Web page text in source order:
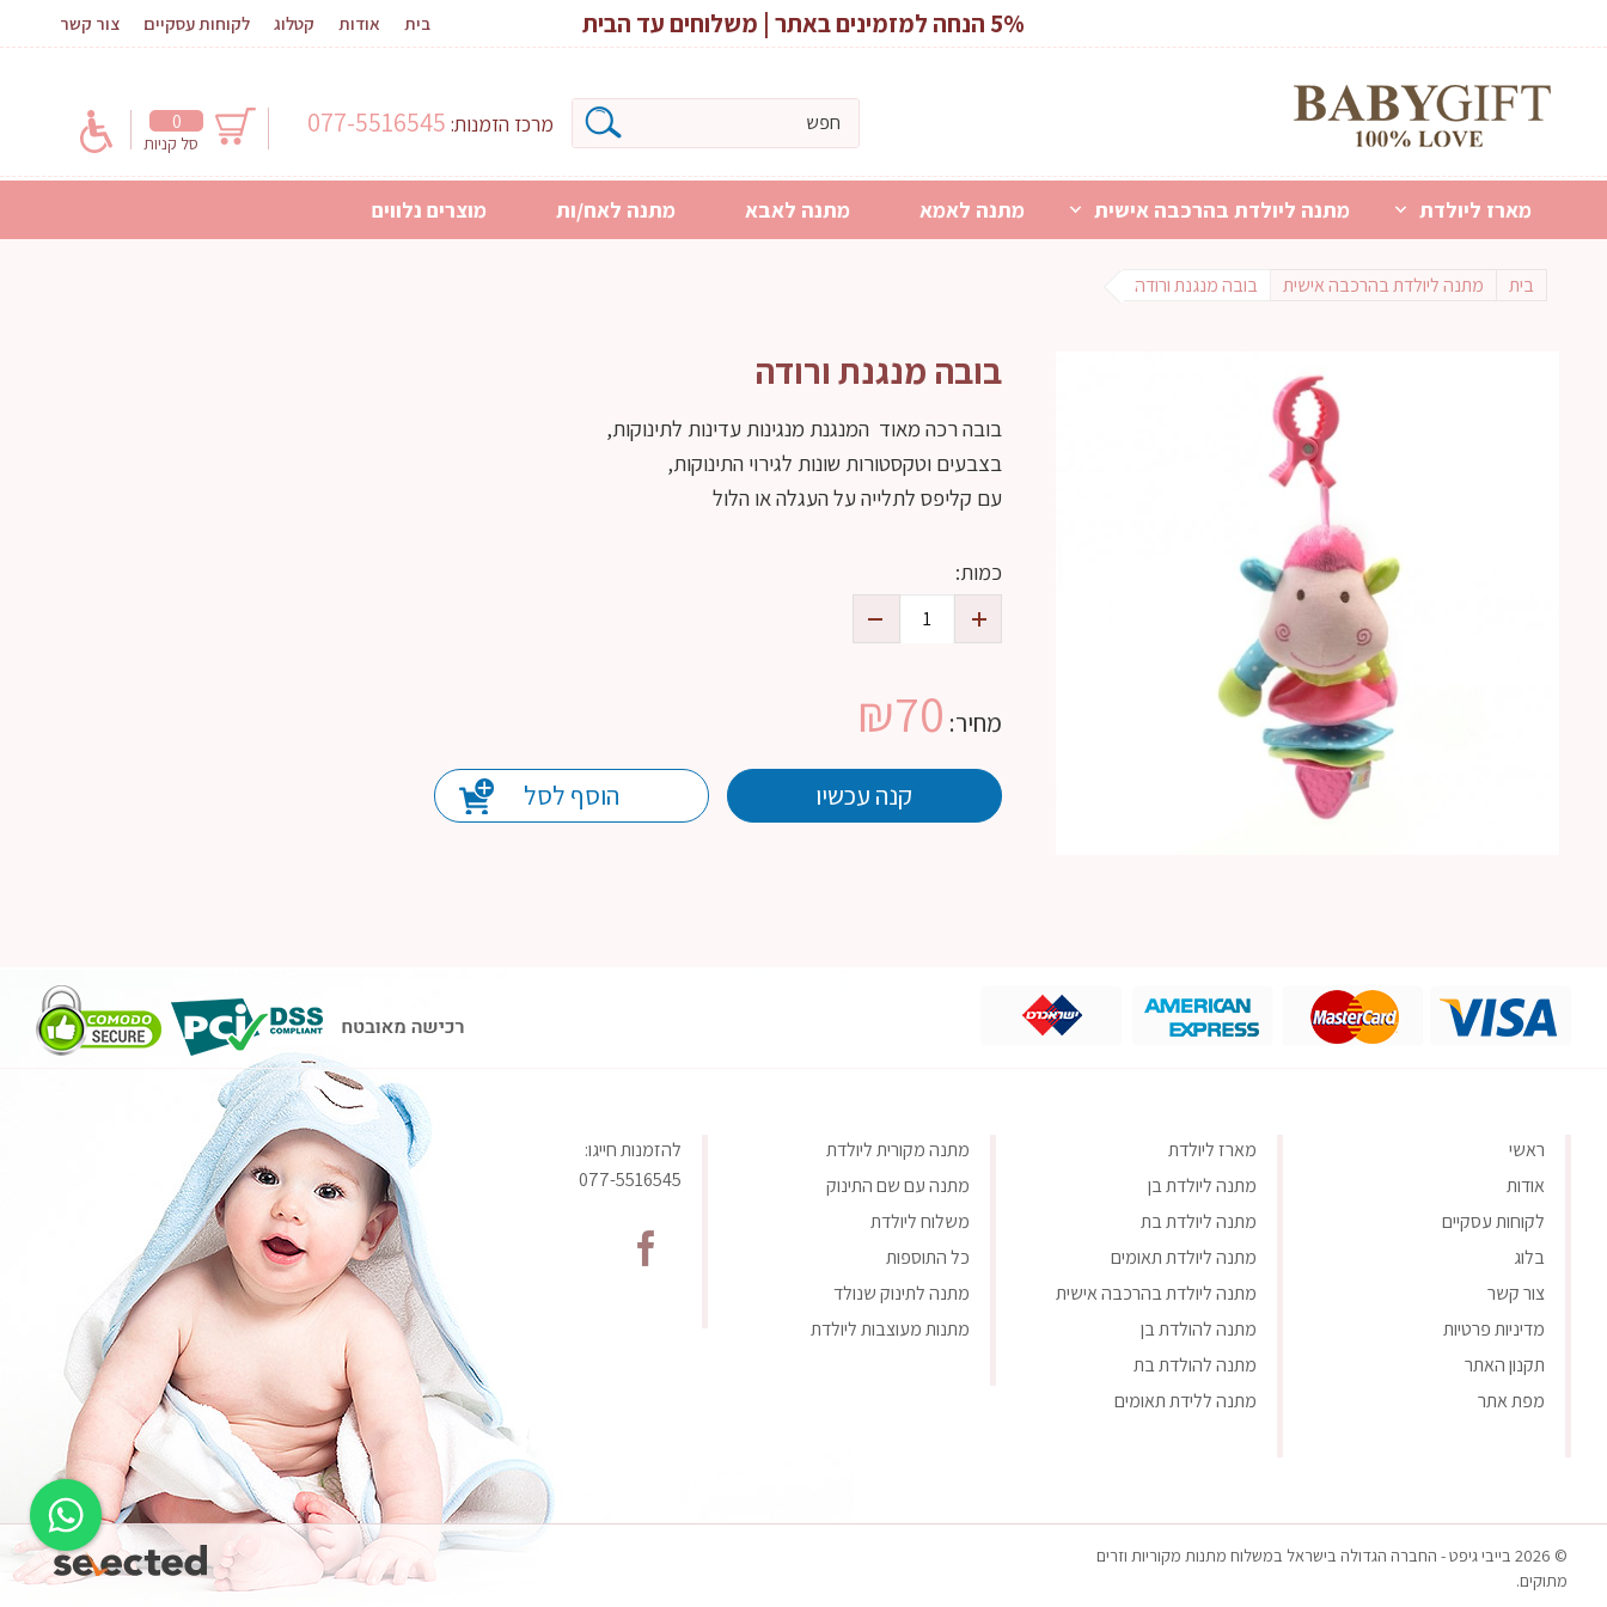
בית אודות קטלוג לקוחות עסקיים צור קשר
0
סל קניות
מרכז הזמנות:
מארז ליולדת מתנה ליולדת בהרכבה אישית מתנה לאמא מתנה לאבא מתנה לאח/ות מוצרים נלווים
5% הנחה למזמינים באתר | משלוחים עד הבית
בית מתנה ליולדת בהרכבה אישית בובה מנגנת ורודה
בובה מנגנת ורודה
בובה רכה מאוד המנגנת מנגינות עדינות לתינוקות,
בצבעים וטקסטורות שונות לגירוי התינוקות,
עם קליפס לתלייה על העגלה או הלול
כמות:
מחיר: ₪70
קנה עכשיו הוסף לסל
ראשי
אודות
לקוחות עסקיים
בלוג
צור קשר
מדיניות פרטיות
תקנון האתר
מפת אתר
מארז ליולדת
מתנה ליולדת בן
מתנה ליולדת בת
מתנה ליולדת תאומים
מתנה ליולדת בהרכבה אישית
מתנה להולדת בן
מתנה להולדת בת
מתנה ללידת תאומים
מתנה מקורית ליולדת
מתנה עם שם התינוק
משלוח ליולדת
כל התוספות
מתנה לתינוק שנולד
מתנות מעוצבות ליולדת
להזמנות חייגו:
077-5516545
© 2026 בייבי גיפט - החברה הגדולה בישראל במשלוח מתנות מקוריות וזרים
מתוקים.